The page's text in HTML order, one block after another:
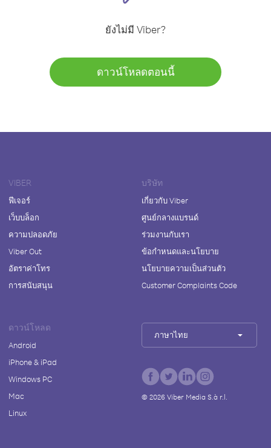
ยังไม่มี Viber?
ดาวน์โหลดตอนนี้
VIBER
ฟีเจอร์
เว็บบล็อก
ความปลอดภัย
Viber Out
อัตราค่าโทร
การสนับสนุน
บริษัท
เกี่ยวกับ Viber
ศูนย์กลางแบรนด์
ร่วมงานกับเรา
ข้อกำหนดและนโยบาย
นโยบายความเป็นส่วนตัว
Customer Complaints Code
ดาวน์โหลด
Android
iPhone & iPad
Windows PC
Mac
Linux
ภาษาไทย
© 2026Viber Media S.à r.l.